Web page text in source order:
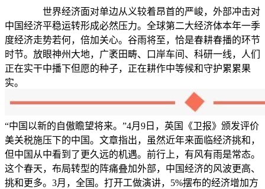
世界经济面对单边从义较着昂首的严峻，外部冲击对
中国经济平稳运转形成必然压力。全球第二大经济体本年一季
度经济走势若何，倍加关心。谷雨将至，恰是春耕春播的环节
时节。放眼神州大地，广袤田畴、口岸车间、科研一线，人们
正在实干中播下但愿的种子，正在耕作中等候和守护累累果
实。
“中国以新的自傲瞻望将来。”4月9日，英国《卫报》颁发评价
美关税施压下的中国。文章指出，虽然近年来面临经济挑和，
但中国从中看到了更久远的机遇。前行上，有风有雨是常态。
这个春天，布局转型的阵痛叠加外部，中国经济的风波更高、
挑和更多。3月，全国。打开工做演讲，5%摆布的经济增加方